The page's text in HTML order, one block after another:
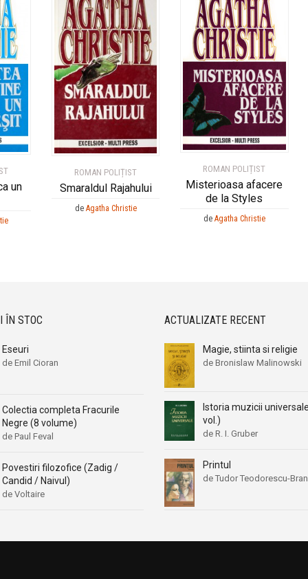
un
ROMAN POLIȚIST
Smaraldul Rajahului
de Agatha Christie
ROMAN POLIȚIST
Misterioasa afacere
de la Styles
de Agatha Christie
ÎN STOC
Eseuri
de Emil Cioran
Colectia completa Fracurile
Negre (8 volume)
de Paul Feval
Povestiri filozofice (Zadig /
Candid / Naivul)
de Voltaire
ACTUALIZATE RECENT
Magie, stiinta si religie
de Bronislaw Malinowski
Istoria muzicii
vol.)
de R. I. Gruber
Printul
de Tudor Teodorescu-